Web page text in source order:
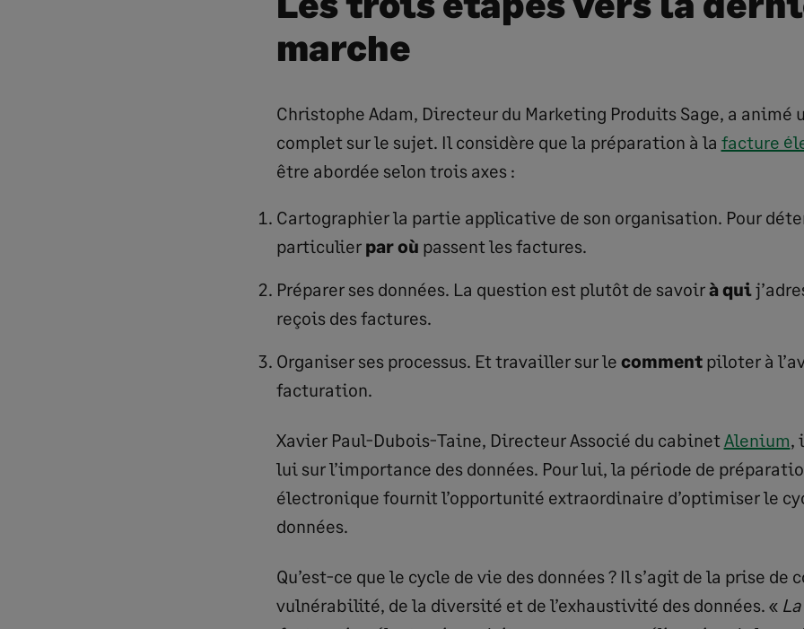
o
marche
Christophe Adam, Directeur du Marketing Produits Sage, a animé
complet sur le sujet. Il considère que la préparation à la facture
être abordée selon trois axes :
Cartographier la partie applicative de son organisation. Pour
particulier par où passent les factures.
Préparer ses données. La question est plutôt de savoirà qui
reçois des factures.
Organiser ses processus. Et travailler sur le commentpiloter à
facturation.
Xavier Paul-Dubois-Taine, Directeur Associé du cabinet Alenium,
lui sur l’importance des données. Pour lui, la période de
électronique fournit l’opportunité extraordinaire d’optimiser le
données.
Qu’est-ce que le cycle de vie des données ? Il s’agit de la prise de
vulnérabilité, de la diversité et de l’exhaustivité des données. «